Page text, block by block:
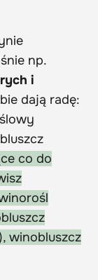
np.
i
dają radę:
co do
winobluszcz